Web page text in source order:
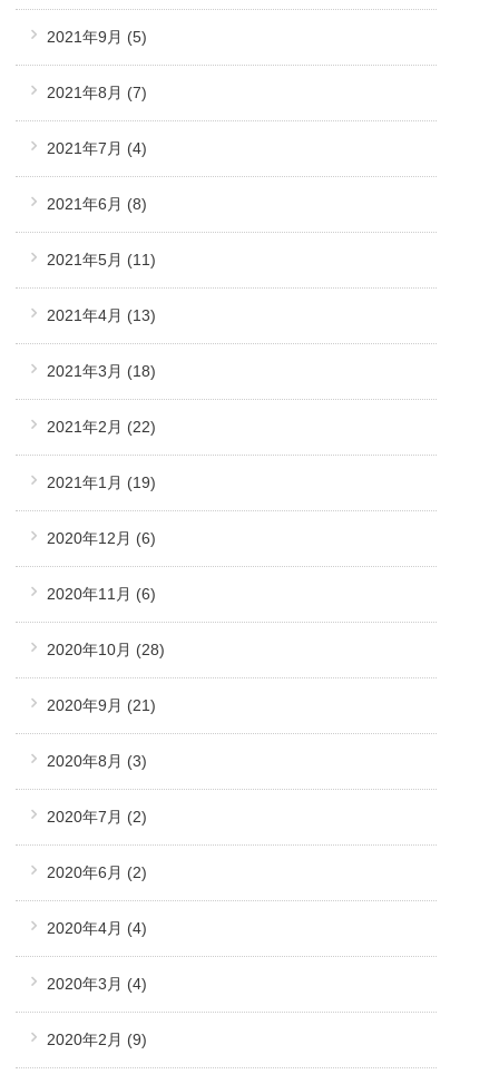
2021年9月 (5)
2021年8月 (7)
2021年7月 (4)
2021年6月 (8)
2021年5月 (11)
2021年4月 (13)
2021年3月 (18)
2021年2月 (22)
2021年1月 (19)
2020年12月 (6)
2020年11月 (6)
2020年10月 (28)
2020年9月 (21)
2020年8月 (3)
2020年7月 (2)
2020年6月 (2)
2020年4月 (4)
2020年3月 (4)
2020年2月 (9)